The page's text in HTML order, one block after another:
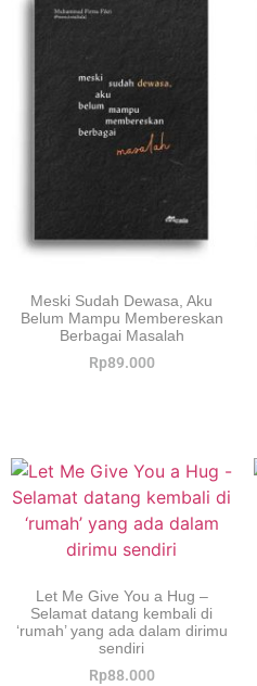
Meski Sudah Dewasa, Aku
Belum Mampu Membereskan
Berbagai Masalah
Rp89.000
Let Me Give You a Hug –
Selamat datang kembali di
‘rumah’ yang ada dalam dirimu
sendiri
Rp88.000